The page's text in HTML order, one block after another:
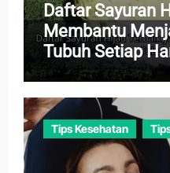
Daftar Sayuran
Membantu
Tubuh Setiap
Tips Kesehatan